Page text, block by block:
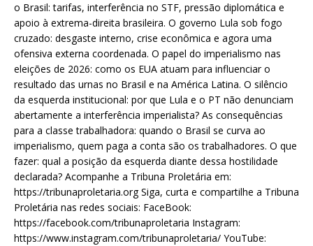
o Brasil: tarifas, interferência no STF, pressão diplomática e
apoio à extrema-direita brasileira. O governo Lula sob fogo
cruzado: desgaste interno, crise econômica e agora uma
ofensiva externa coordenada. O papel do imperialismo nas
eleições de 2026: como os EUA atuam para influenciar o
resultado das urnas no Brasil e na América Latina. O silêncio
da esquerda institucional: por que Lula e o PT não denunciam
abertamente a interferência imperialista? As consequências
para a classe trabalhadora: quando o Brasil se curva ao
imperialismo, quem paga a conta são os trabalhadores. O que
fazer: qual a posição da esquerda diante dessa hostilidade
declarada? Acompanhe a Tribuna Proletária em:
https://tribunaproletaria.org Siga, curta e compartilhe a Tribuna
Proletária nas redes sociais: FaceBook:
https://facebook.com/tribunaproletaria Instagram:
https://www.instagram.com/tribunaproletaria/ YouTube: